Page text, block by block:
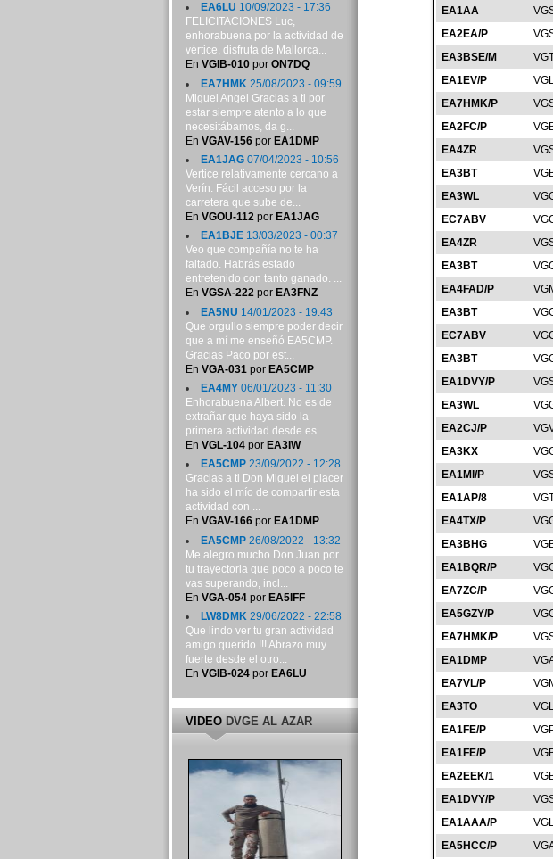
EA1AA
EA2EA/P
EA3BSE/M
EA1EV/P
EA7HMK/P
EA2FC/P
EA4ZR
EA3BT
EA3WL
EC7ABV
EA4ZR
EA3BT
EA4FAD/P
EA3BT
EC7ABV
EA3BT
EA1DVY/P
EA3WL
EA2CJ/P
EA3KX
EA1MI/P
EA1AP/8
EA4TX/P
EA3BHG
EA1BQR/P
EA7ZC/P
EA5GZY/P
EA7HMK/P
EA1DMP
EA7VL/P
EA3TO
EA1FE/P
EA1FE/P
EA2EEK/1
EA1DVY/P
EA1AAA/P
EA5HCC/P
EA6LU 10/09/2023 - 17:36
FELICITACIONES Luc,
enhorabuena por la actividad de
vértice, disfruta de Mallorca...
En VGIB-010por ON7DQ
EA7HMK 25/08/2023 - 09:59
Miguel Angel Gracias a ti por
estar siempre atento a lo que
necesitábamos, da g...
En VGAV-156por EA1DMP
EA1JAG07/04/2023 - 10:56
Vertice relativamente cercano a
Verín. Fácil acceso por la
carretera que sube de...
En VGOU-112por EA1JAG
EA1BJE13/03/2023 - 00:37
Veo que compañía no te ha
faltado. Habrás estado
entretenido con tanto ganado. ...
En VGSA-222por EA3FNZ
EA5NU 14/01/2023 - 19:43
Que orgullo siempre poder decir
que a mí me enseñó EA5CMP.
Gracias Paco por est...
En VGA-031 por EA5CMP
EA4MY06/01/2023 - 11:30
Enhorabuena Albert. No es de
extrañar que haya sido la
primera actividad desde es...
En VGL-104por EA3IW
EA5CMP23/09/2022 - 12:28
Gracias a ti Don Miguel el placer
ha sido el mío de compartir esta
actividad con ...
En VGAV-166por EA1DMP
EA5CMP26/08/2022 - 13:32
Me alegro mucho Don Juan por
tu trayectoria que poco a poco te
vas superando, incl...
En VGA-054por EA5IFF
LW8DMK29/06/2022 - 22:58
Que lindo ver tu gran actividad
amigo querido !!! Abrazo muy
fuerte desde el otro...
En VGIB-024por EA6LU
VIDEODVGE AL AZAR